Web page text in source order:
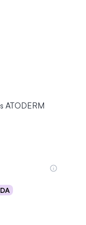
ATODERM